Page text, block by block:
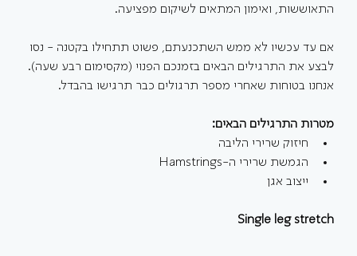
התאוששות, ואימון המתאים לשיקום מפציעה.
אם עד עכשיו לא ממש השתכנעתם, פשוט תתחילו בקטנה - נסו
לבצע את התרגילים הבאים בזמנכם הפנוי (מקסימום רבע שעה).
אנחנו בטוחות שאחרי מספר תרגולים כבר תרגישו בהבדל.
מטרות התרגילים הבאים:
חיזוק שרירי הליבה
הגמשת שרירי ה-Hamstrings
ייצוב אגן
Single leg stretch